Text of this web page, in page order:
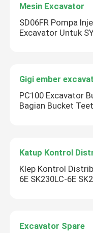
Mesin Excavator
SD06FR Pompa
Excavator Untuk
Gigi ember
PC100 Excavator
Bagian Bucket
Katup Kontrol
Klep Kontrol
6E SK230LC-6E
Excavator Spare